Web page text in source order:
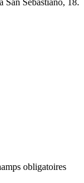
obligatoires